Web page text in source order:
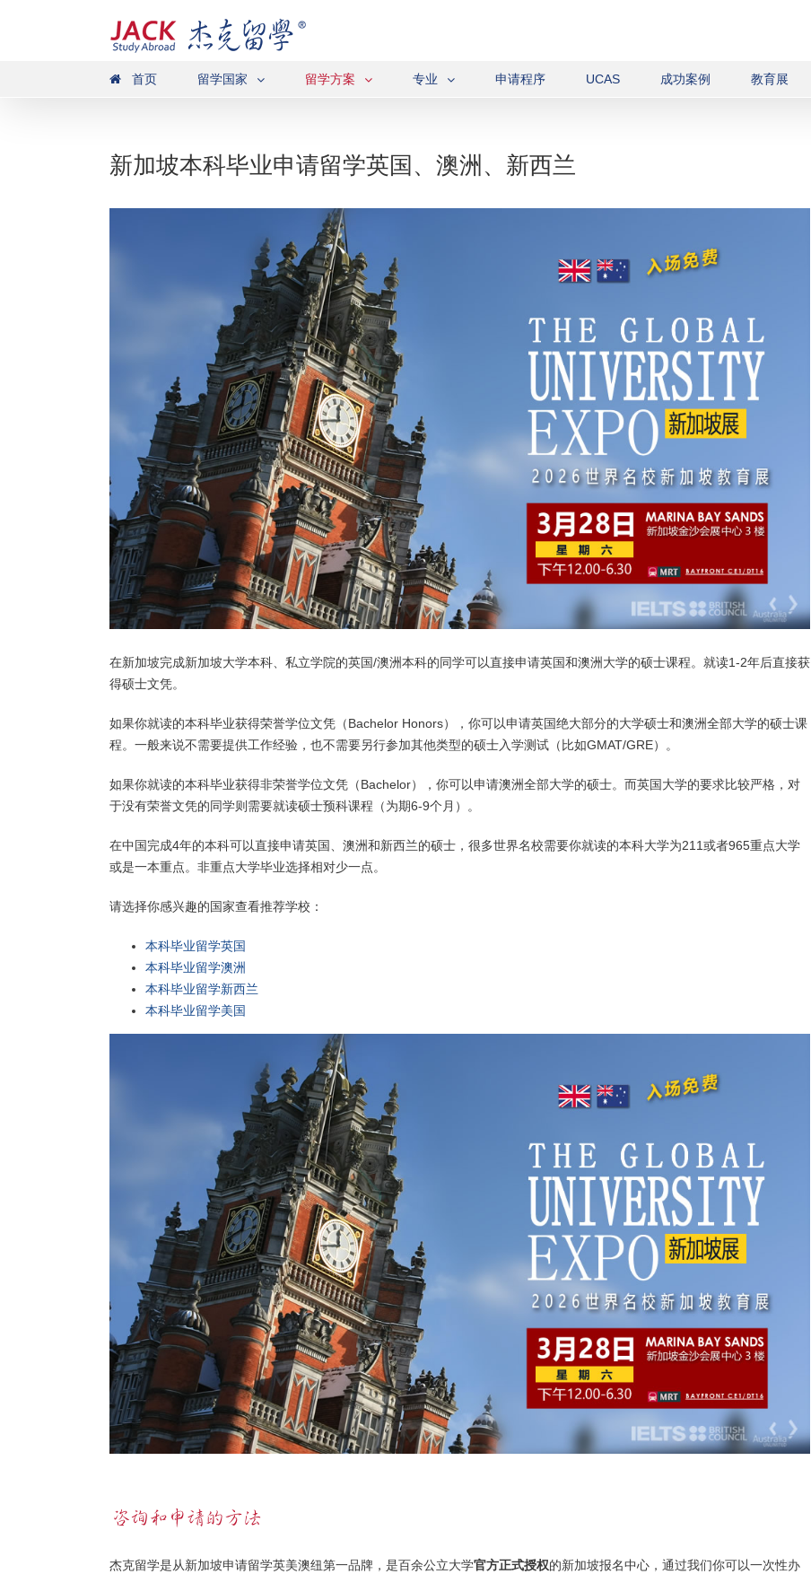
首页 留学国家 留学方案 专业 申请程序 UCAS 成功案例 教育展
新加坡本科毕业申请留学英国、澳洲、新西兰
在新加坡完成新加坡大学本科、私立学院的英国/澳洲本科的同学可以直接申请英国和澳洲大学的硕士课程。就读1-2年后直接获
得硕士文凭。
如果你就读的本科毕业获得荣誉学位文凭（Bachelor Honors），你可以申请英国绝大部分的大学硕士和澳洲全部大学的硕士课
程。一般来说不需要提供工作经验，也不需要另行参加其他类型的硕士入学测试（比如GMAT/GRE）。
如果你就读的本科毕业获得非荣誉学位文凭（Bachelor），你可以申请澳洲全部大学的硕士。而英国大学的要求比较严格，对
于没有荣誉文凭的同学则需要就读硕士预科课程（为期6-9个月）。
在中国完成4年的本科可以直接申请英国、澳洲和新西兰的硕士，很多世界名校需要你就读的本科大学为211或者965重点大学
或是一本重点。非重点大学毕业选择相对少一点。
请选择你感兴趣的国家查看推荐学校：
本科毕业留学英国
本科毕业留学澳洲
本科毕业留学新西兰
本科毕业留学美国
杰克留学是从新加坡申请留学英美澳纽第一品牌，是百余公立大学官方正式授权的新加坡报名中心，通过我们你可以一次性办